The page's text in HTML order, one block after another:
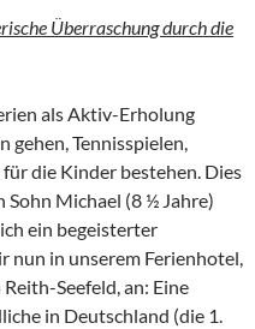
Überraschung durch die
als Aktiv-Erholung
gehen, Tennisspielen,
die Kinder bestehen. Dies
Sohn Michael (8 ½ Jahre)
ein begeisterter
nun in unserem Ferienhotel,
Seefeld, an: Eine
in Deutschland (die 1.